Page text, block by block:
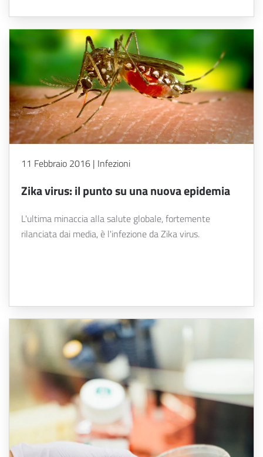
11 Febbraio 2016 | Infezioni
Zika virus: il punto su una nuova epidemia
L'ultima minaccia alla salute globale, fortemente
rilanciata dai media, è l'infezione da Zika virus.